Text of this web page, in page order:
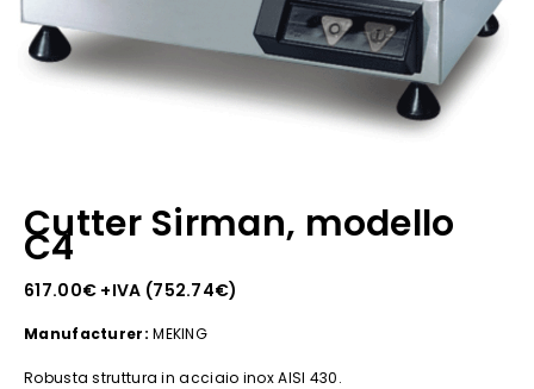
Cutter Sirman, modello
C4
617.00€ +IVA (752.74€)
Manufacturer: MEKING
Robusta struttura in acciaio inox AISI 430.